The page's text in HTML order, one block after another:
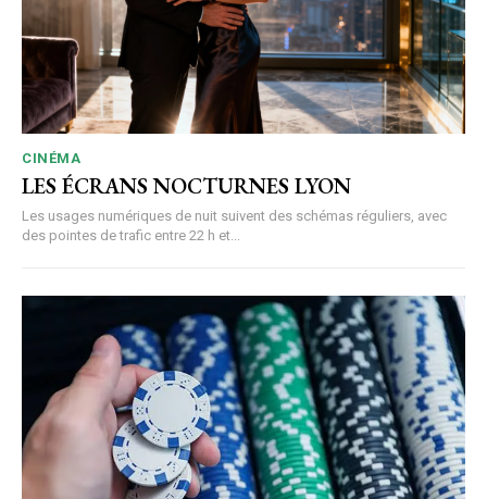
CINÉMA
LES ÉCRANS NOCTURNES LYON
Les usages numériques de nuit suivent des schémas réguliers, avec
des pointes de trafic entre 22 h et...